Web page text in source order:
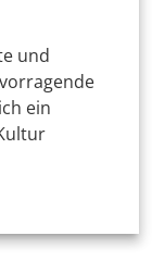
und
ein